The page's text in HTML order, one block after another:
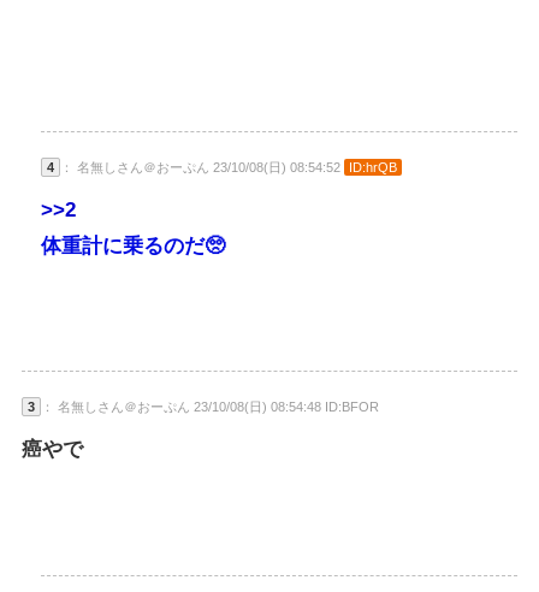
4 ： 名無しさん＠おーぷん 23/10/08(日) 08:54:52 ID:hrQB
>>2
体重計に乗るのだ🥺
3 ： 名無しさん＠おーぷん 23/10/08(日) 08:54:48 ID:BFOR
癌やで